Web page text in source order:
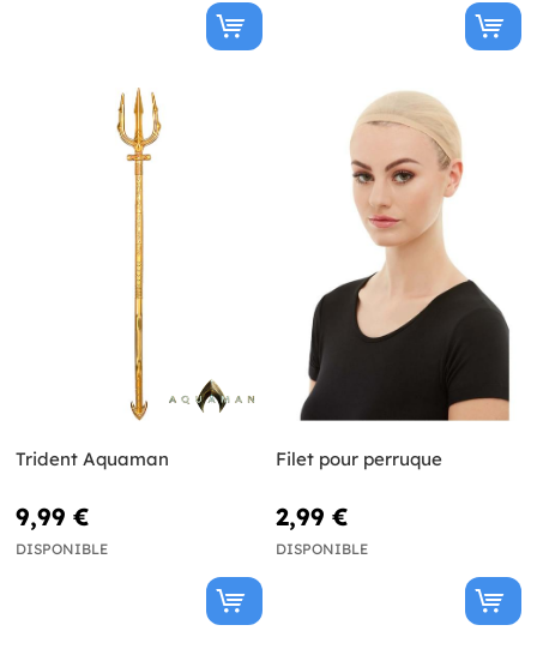
Trident Aquaman
9,99 €
DISPONIBLE
Filet pour perruque
2,99 €
DISPONIBLE